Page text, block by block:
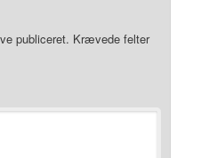
publiceret. Krævede felter